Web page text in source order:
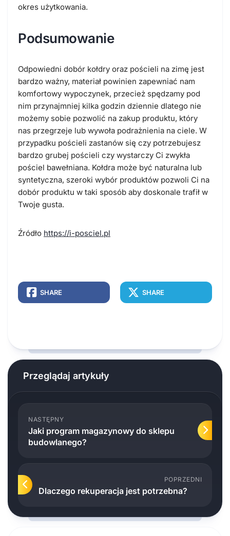
okres użytkowania.
Podsumowanie
Odpowiedni dobór kołdry oraz pościeli na zimę jest
bardzo ważny, materiał powinien zapewniać nam
komfortowy wypoczynek, przecież spędzamy pod
nim przynajmniej kilka godzin dziennie dlatego nie
możemy sobie pozwolić na zakup produktu, który
nas przegrzeje lub wywoła podrażnienia na ciele. W
przypadku pościeli zastanów się czy potrzebujesz
bardzo grubej pościeli czy wystarczy Ci zwykła
pościel bawełniana. Kołdra może być naturalna lub
syntetyczna, szeroki wybór produktów pozwoli Ci na
dobór produktu w taki sposób aby doskonale trafił w
Twoje gusta.
Źródło https://i-posciel.pl
SHARE SHARE
Przeglądaj artykuły
NASTĘPNY
Jaki program magazynowy do sklepu
budowlanego?
POPRZEDNI
Dlaczego rekuperacja jest potrzebna?